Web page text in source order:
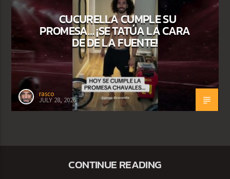
CUCURELLA CUMPLE SU
PROMESA… ¡SE TATÚA LA CARA
DE DE LA FUENTE!
rasco
JULY 28, 2026
CONTINUE READING